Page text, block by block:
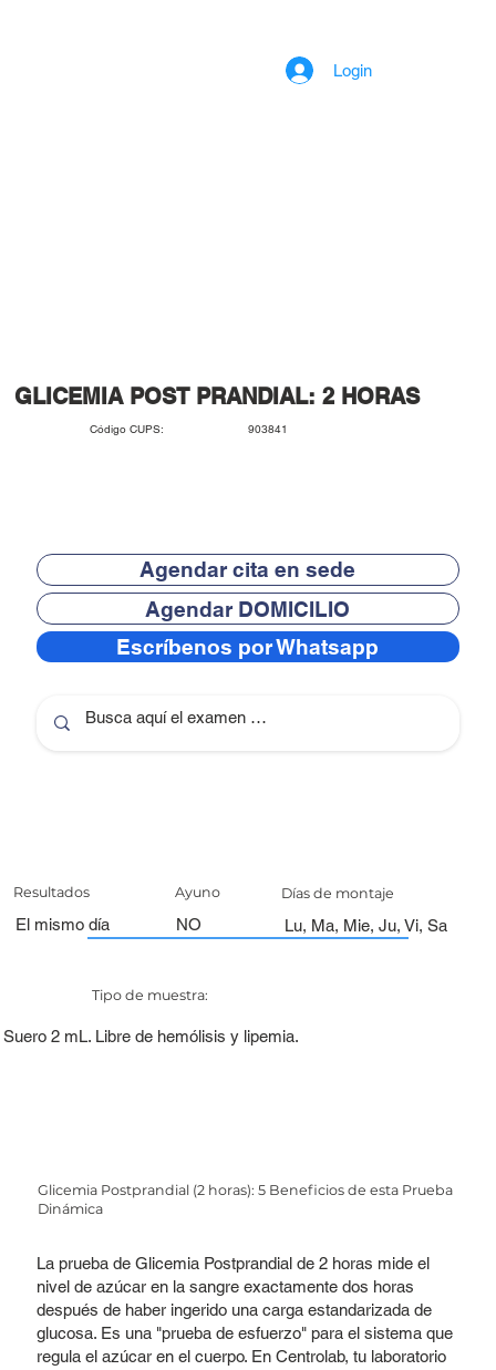
Login
GLICEMIA POST PRANDIAL: 2 HORAS
Código CUPS: 903841
Agendar cita en sede
Agendar DOMICILIO
Escríbenos por Whatsapp
Resultados
El mismo día
Días de montaje
Lu, Ma, Mie, Ju, Vi, Sa
Ayuno
NO
Tipo de muestra:
Suero 2 mL. Libre de hemólisis y lipemia.
Glicemia Postprandial (2 horas): 5 Beneficios de esta Prueba
Dinámica
La prueba de Glicemia Postprandial de 2 horas mide el
nivel de azúcar en la sangre exactamente dos horas
después de haber ingerido una carga estandarizada de
glucosa. Es una "prueba de esfuerzo" para el sistema que
regula el azúcar en el cuerpo. En Centrolab, tu laboratorio